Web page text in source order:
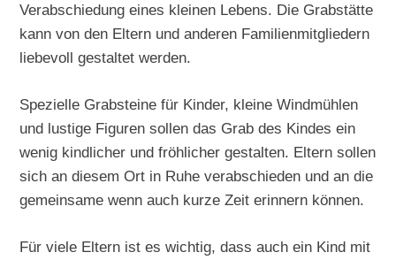
Verabschiedung eines kleinen Lebens. Die Grabstätte
kann von den Eltern und anderen Familienmitgliedern
liebevoll gestaltet werden.
Spezielle Grabsteine für Kinder, kleine Windmühlen
und lustige Figuren sollen das Grab des Kindes ein
wenig kindlicher und fröhlicher gestalten. Eltern sollen
sich an diesem Ort in Ruhe verabschieden und an die
gemeinsame wenn auch kurze Zeit erinnern können.
Für viele Eltern ist es wichtig, dass auch ein Kind mit